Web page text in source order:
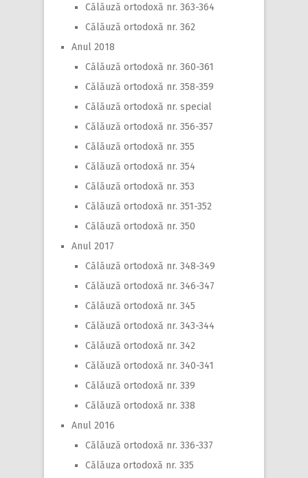
Călăuză ortodoxă nr. 363-364
Călăuză ortodoxă nr. 362
Anul 2018
Călăuză ortodoxă nr. 360-361
Călăuză ortodoxă nr. 358-359
Călăuză ortodoxă nr. special
Călăuză ortodoxă nr. 356-357
Călăuză ortodoxă nr. 355
Călăuză ortodoxă nr. 354
Călăuză ortodoxă nr. 353
Călăuză ortodoxă nr. 351-352
Călăuză ortodoxă nr. 350
Anul 2017
Călăuză ortodoxă nr. 348-349
Călăuză ortodoxă nr. 346-347
Călăuză ortodoxă nr. 345
Călăuză ortodoxă nr. 343-344
Călăuză ortodoxă nr. 342
Călăuză ortodoxă nr. 340-341
Călăuză ortodoxă nr. 339
Călăuză ortodoxă nr. 338
Anul 2016
Călăuză ortodoxă nr. 336-337
Călăuza ortodoxă nr. 335